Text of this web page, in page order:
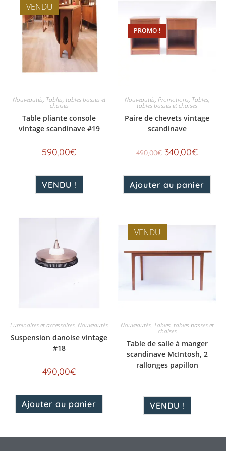
VENDU
Nouveautés, Tables, tables basses et
chaises
Table pliante console
vintage scandinave #19
590,00€
VENDU !
PROMO !
Nouveautés, Promotions, Tables,
tables basses et chaises
Paire de chevets vintage
scandinave
490,00€ 340,00€
Ajouter au panier
Luminaires et accessoires, Nouveautés
Suspension danoise vintage
#18
490,00€
Ajouter au panier
VENDU
Nouveautés, Tables, tables basses et
chaises
Table de salle à manger
scandinave McIntosh, 2
rallonges papillon
VENDU !